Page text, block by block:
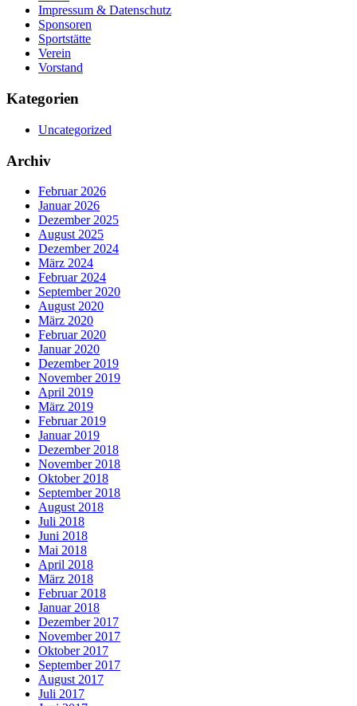
Impressum & Datenschutz
Sponsoren
Sportstätte
Verein
Vorstand
Kategorien
Uncategorized
Archiv
Februar 2026
Januar 2026
Dezember 2025
August 2025
Dezember 2024
März 2024
Februar 2024
September 2020
August 2020
März 2020
Februar 2020
Januar 2020
Dezember 2019
November 2019
April 2019
März 2019
Februar 2019
Januar 2019
Dezember 2018
November 2018
Oktober 2018
September 2018
August 2018
Juli 2018
Juni 2018
Mai 2018
April 2018
März 2018
Februar 2018
Januar 2018
Dezember 2017
November 2017
Oktober 2017
September 2017
August 2017
Juli 2017